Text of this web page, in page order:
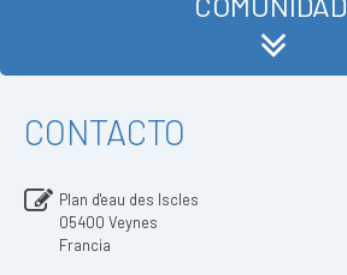
CONTACTO
Plan d'eau des Iscles
05400 Veynes
Francia